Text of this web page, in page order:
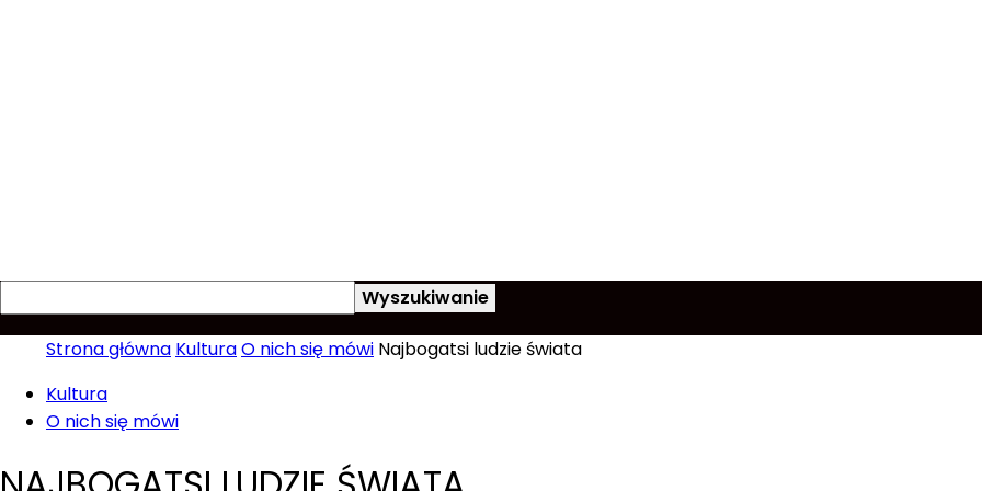
po
Strona główna KulturaO nich się mówi Najbogatsi ludzie świata
Kultura
O nich się mówi